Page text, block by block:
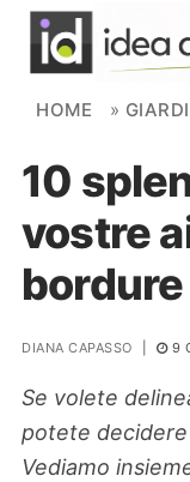
Skip to content
NOVITÀ
AMBIENTI
FAI DA TE
PIANTE
Ortaggio
Search for:
HOME »
10
vostre
DIANA CAPASSO 9
Se volete
potete
Vediamo